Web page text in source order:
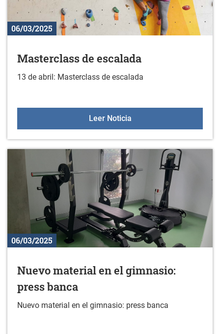
06/03/2025
Masterclass de escalada
13 de abril: Masterclass de escalada
Leer NoticiaMasterclass de escalada
06/03/2025
Nuevo material en el gimnasio:
press banca
Nuevo material en el gimnasio: press banca